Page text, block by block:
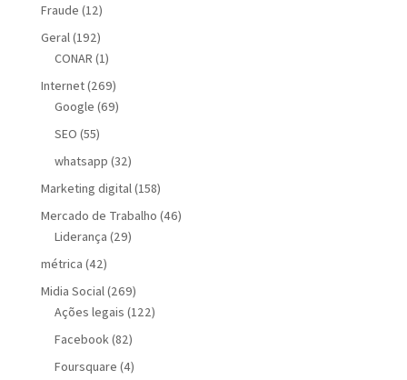
Fraude (12)
Geral(192)
CONAR (1)
Internet(269)
Google (69)
SEO (55)
whatsapp (32)
Marketing digital(158)
Mercado de Trabalho (46)
Liderança (29)
métrica (42)
Midia Social(269)
Ações legais (122)
Facebook(82)
Foursquare (4)